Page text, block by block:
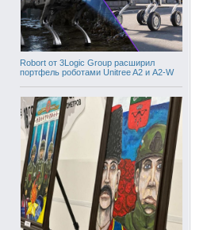
Robort от 3Logic Group расширил
портфель роботами Unitree A2 и A2-W